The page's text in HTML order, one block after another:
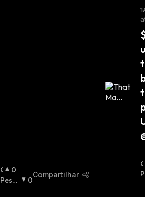
O
T
0
Pessi
0
Compartilhar
I
S
T
A
T